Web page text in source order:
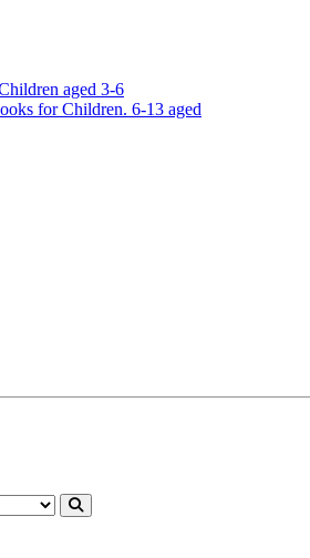
aged 3-6
for Children. 6-13 aged